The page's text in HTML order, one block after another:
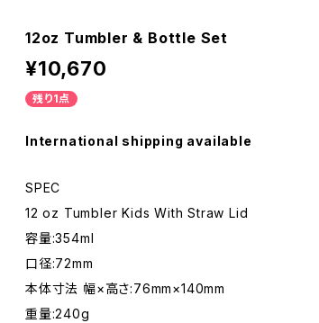
12oz Tumbler & Bottle Set
¥10,670
残り1点
International shipping available
SPEC
12 oz Tumbler Kids With Straw Lid
容量:354ml
口径:72mm
本体寸法 幅×高さ:76mm×140mm
重量:240g